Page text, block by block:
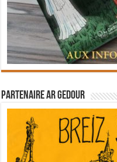
Partenaire Ar Gedour